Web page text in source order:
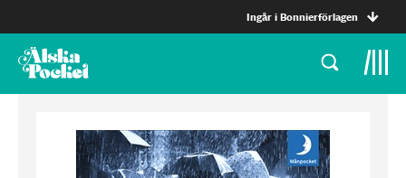
Ingår i Bonnierförlagen